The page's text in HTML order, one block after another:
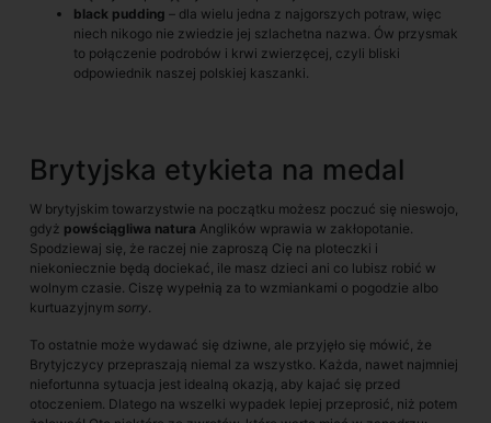
black pudding – dla wielu jedna z najgorszych potraw, więc
niech nikogo nie zwiedzie jej szlachetna nazwa. Ów przysmak
to połączenie podrobów i krwi zwierzęcej, czyli bliski
odpowiednik naszej polskiej kaszanki.
Brytyjska etykieta na medal
W brytyjskim towarzystwie na początku możesz poczuć się nieswojo,
gdyż powściągliwa natura Anglików wprawia w zakłopotanie.
Spodziewaj się, że raczej nie zaproszą Cię na ploteczki i
niekoniecznie będą dociekać, ile masz dzieci ani co lubisz robić w
wolnym czasie. Ciszę wypełnią za to wzmiankami o pogodzie albo
kurtuazyjnym sorry.
To ostatnie może wydawać się dziwne, ale przyjęło się mówić, że
Brytyjczycy przepraszają niemal za wszystko. Każda, nawet najmniej
niefortunna sytuacja jest idealną okazją, aby kajać się przed
otoczeniem. Dlatego na wszelki wypadek lepiej przeprosić, niż potem